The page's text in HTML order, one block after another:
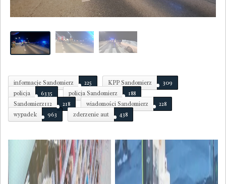
informacje Sandomierz 225 KPP Sandomierz
309
policja
6335 policja Sandomierz
188
Sandomierz112
218 wiadomości Sandomierz
228
wypadek
963 zderzenie aut 438